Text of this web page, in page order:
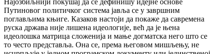
Најозбиљнији покушај да се дефинишу идејне основе
Путиновог политичког система јавља се у завршним
поглављима књиге. Казаков настоји да покаже да савремена
руска држава није лишена идеологије, већ да је њена
идеолошка матрица сложенија и мање догматска него што се
то често представља. Она се, према његовом мишљењу, не